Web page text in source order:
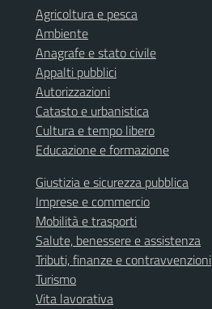
Agricoltura e pesca
Ambiente
Anagrafe e stato civile
Appalti pubblici
Autorizzazioni
Catasto e urbanistica
Cultura e tempo libero
Educazione e formazione
Giustizia e sicurezza pubblica
Imprese e commercio
Mobilità e trasporti
Salute, benessere e assistenza
Tributi, finanze e contravvenzioni
Turismo
Vita lavorativa